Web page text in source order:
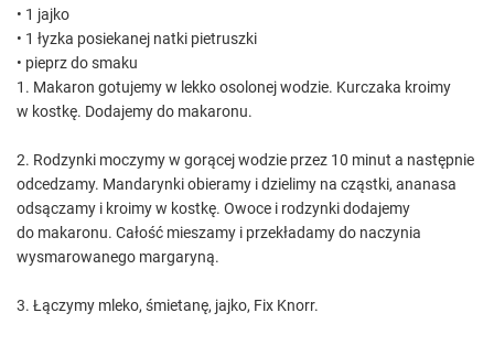
• 1 jajko
• 1 łyzka posiekanej natki pietruszki
• pieprz do smaku
1. Makaron gotujemy w lekko osolonej wodzie. Kurczaka kroimy
w kostkę. Dodajemy do makaronu.
2. Rodzynki moczymy w gorącej wodzie przez 10 minut a następnie
odcedzamy. Mandarynki obieramy i dzielimy na cząstki, ananasa
odsączamy i kroimy w kostkę. Owoce i rodzynki dodajemy
do makaronu. Całość mieszamy i przekładamy do naczynia
wysmarowanego margaryną.
3. Łączymy mleko, śmietanę, jajko, Fix Knorr.